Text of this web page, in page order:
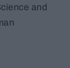
and